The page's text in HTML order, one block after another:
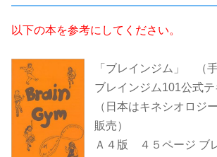
以下の本を参考にしてください。
「ブレインジム」 （
ブレインジム101公式テ
（日本はキネシオロジ
販売）
Ａ４版 ４５ページ ブ